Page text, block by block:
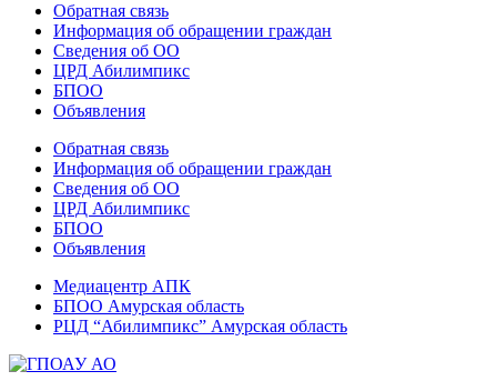
Обратная связь
Информация об обращении граждан
Сведения об ОО
ЦРД Абилимпикс
БПОО
Объявления
Обратная связь
Информация об обращении граждан
Сведения об ОО
ЦРД Абилимпикс
БПОО
Объявления
Медиацентр АПК
БПОО Амурская область
РЦД “Абилимпикс” Амурская область